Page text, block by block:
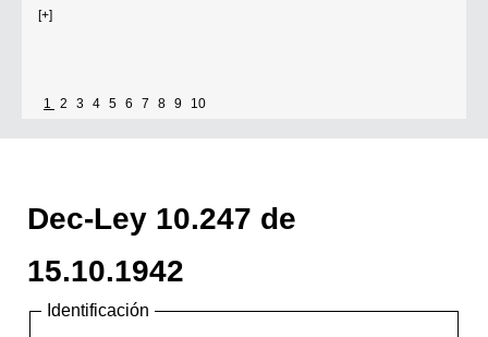
[+]
1 2 3 4 5 6 7 8 9 10
Dec-Ley 10.247 de
15.10.1942
Identificación